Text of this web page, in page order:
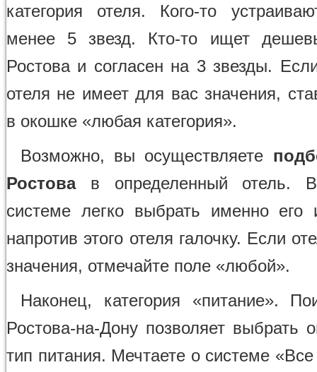
категория отеля. Кого-то
менее 5 звезд. Кто-то ищет
Ростова и согласен на 3 звезды.
отеля не имеет для вас значения,
в окошке «любая категория».
Возможно, вы осуществляете
Ростовав определенный отель. В
системе легко выбрать именно его
напротив этого отеля галочку. Если
значения, отмечайте поле «любой».
Наконец, категория «питание».
Ростова-на-Дону позволяет выбрать
тип питания. Мечтаете о системе